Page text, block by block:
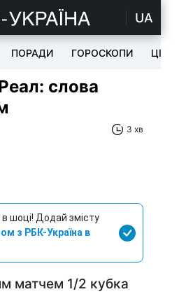
UA
ПОРАДИ ГОРОСКОПИ ЦІКАВЕ
слова
3 хв
в шоці! Додай змісту
з РБК-Україна в
матчем 1/2 кубка